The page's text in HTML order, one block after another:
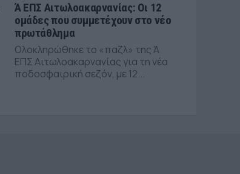
Ά ΕΠΣ Αιτωλοακαρνανίας: Οι 12
ομάδες που συμμετέχουν στο νέο
πρωτάθλημα
Ολοκληρώθηκε το «παζλ» της Ά
ΕΠΣ Αιτωλοακαρνανίας για τη νέα
ποδοσφαιρική σεζόν, με 12...